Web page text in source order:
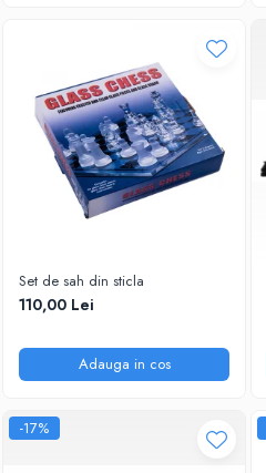
Sah Magnetic India
Set Sah + Table/backgammon
Seturi Sah
Ceasuri De Sah Digitale
Step 1
Step 3
Step 5
Set de sah din sticla
110,00 Lei
Adauga in cos
-17%